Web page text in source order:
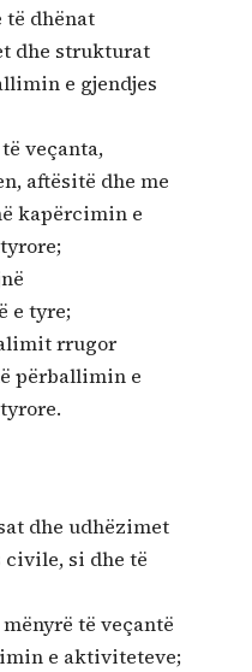
dhënat
dhe strukturat
e gjendjes
veçanta,
aftësitë dhe me
kapërcimin e
e tyre;
rrugor
përballimin e
dhe udhëzimet
civile, si dhe të
të veçantë
e aktiviteteve;